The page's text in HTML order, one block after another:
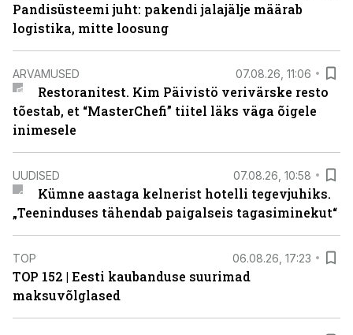
Pandisüsteemi juht: pakendi jalajälje määrab
logistika, mitte loosung
ARVAMUSED 07.08.26, 11:06
Restoranitest. Kim Päivistö verivärske resto
tõestab, et “MasterChefi” tiitel läks väga õigele
inimesele
UUDISED 07.08.26, 10:58
Kümne aastaga kelnerist hotelli tegevjuhiks.
„Teeninduses tähendab paigalseis tagasiminekut“
TOP 06.08.26, 17:23
TOP 152 | Eesti kaubanduse suurimad
maksuvõlglased